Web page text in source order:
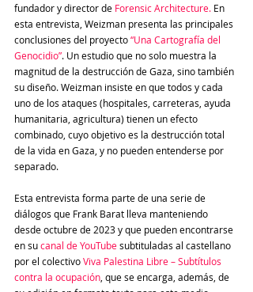
fundador y director de Forensic Architecture. En
esta entrevista, Weizman presenta las principales
conclusiones del proyecto “Una Cartografía del
Genocidio”. Un estudio que no solo muestra la
magnitud de la destrucción de Gaza, sino también
su diseño. Weizman insiste en que todos y cada
uno de los ataques (hospitales, carreteras, ayuda
humanitaria, agricultura) tienen un efecto
combinado, cuyo objetivo es la destrucción total
de la vida en Gaza, y no pueden entenderse por
separado.
Esta entrevista forma parte de una serie de
diálogos que Frank Barat lleva manteniendo
desde octubre de 2023 y que pueden encontrarse
en su canal de YouTube subtituladas al castellano
por el colectivo Viva Palestina Libre – Subtítulos
contra la ocupación , que se encarga, además, de